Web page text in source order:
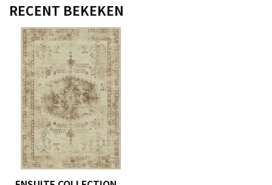
RECENT BEKEKEN